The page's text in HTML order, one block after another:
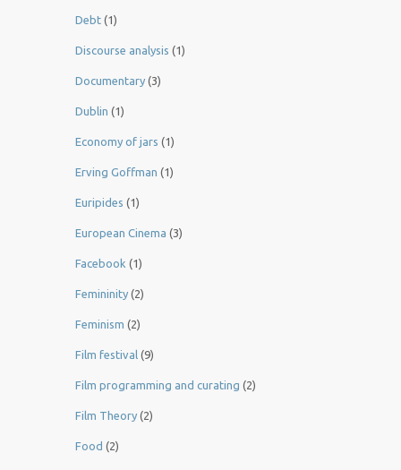
Debt (1)
Discourse analysis (1)
Documentary (3)
Dublin (1)
Economy of jars (1)
Erving Goffman (1)
Euripides (1)
European Cinema (3)
Facebook (1)
Femininity (2)
Feminism (2)
Film festival (9)
Film programming and curating (2)
Film Theory (2)
Food (2)